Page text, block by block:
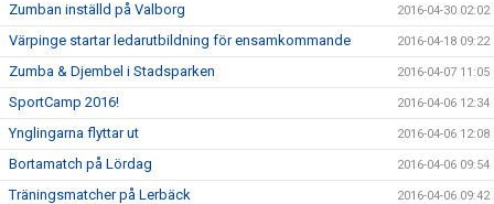
Zumban inställd på Valborg 2016-04-30 02:02
Värpinge startar ledarutbildning för ensamkommande 2016-04-18 09:22
Zumba & Djembel i Stadsparken 2016-04-07 11:05
SportCamp 2016! 2016-04-06 12:34
Ynglingarna flyttar ut 2016-04-06 12:08
Bortamatch på Lördag 2016-04-06 09:54
Träningsmatcher på Lerbäck 2016-04-06 09:42